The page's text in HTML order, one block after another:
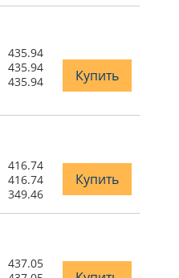
435.94
435.94
435.94 Купить
416.74
416.74
349.46
Купить
437.05